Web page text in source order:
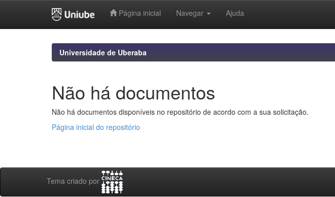
Página inicial Navegar Ajuda
Universidade de Uberaba
Não há documentos
Não há documentos disponíveis no repositório de acordo com a sua solicitação.
Página inicial do repositório
Tema criado por